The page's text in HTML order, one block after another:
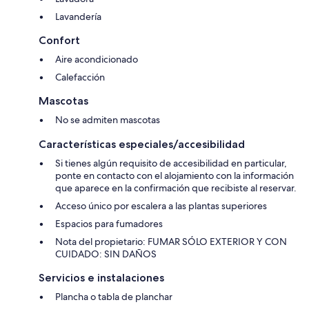
Lavandería
Confort
Aire acondicionado
Calefacción
Mascotas
No se admiten mascotas
Características especiales/accesibilidad
Si tienes algún requisito de accesibilidad en particular,
ponte en contacto con el alojamiento con la información
que aparece en la confirmación que recibiste al reservar.
Acceso único por escalera a las plantas superiores
Espacios para fumadores
Nota del propietario: FUMAR SÓLO EXTERIOR Y CON
CUIDADO: SIN DAÑOS
Servicios e instalaciones
Plancha o tabla de planchar